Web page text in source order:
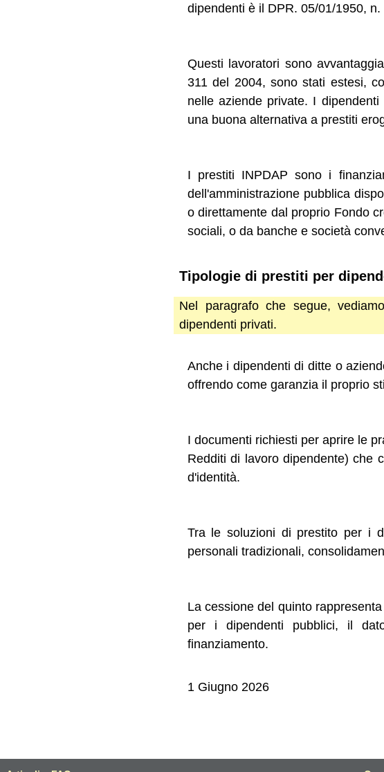
dipendenti è il DPR. 05/01/1950, n.
Questi lavoratori sono
311 del 2004, sono stati estesi,
nelle aziende private. I
una buona alternativa a prestiti
I prestiti INPDAP sono i
dell'amministrazione pubblica
o direttamente dal proprio Fondo
sociali, o da banche e società
Tipologie di prestiti per
Nel paragrafo che segue,
dipendenti privati.
Anche i dipendenti di ditte o
offrendo come garanzia il proprio
I documenti richiesti per aprire le
Redditi di lavoro dipendente) che
d'identità.
Tra le soluzioni di prestito per i
personali tradizionali,
La cessione del quinto
per i dipendenti pubblici, il
finanziamento.
1 Giugno 2026